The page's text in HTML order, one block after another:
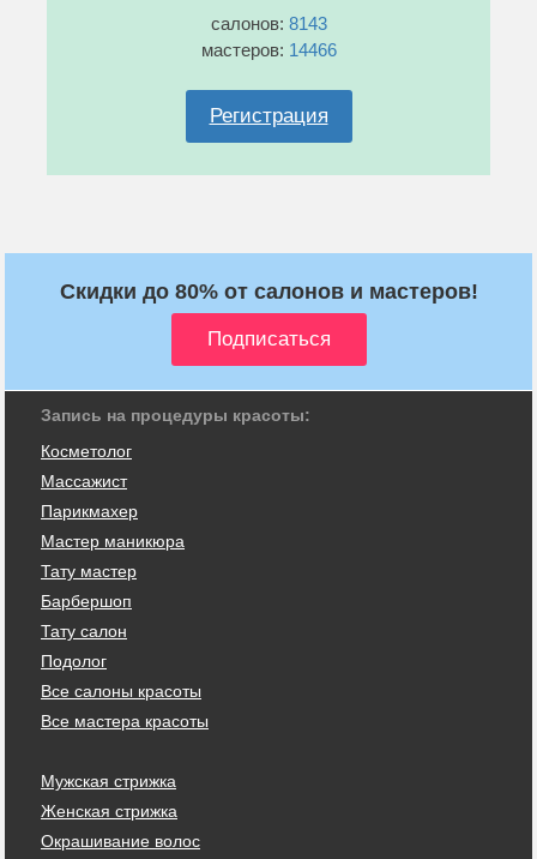
салонов: 8143
мастеров: 14466
Регистрация
Скидки до 80% от салонов и мастеров!
Запись на процедуры красоты:
Косметолог
Массажист
Парикмахер
Мастер маникюра
Тату мастер
Барбершоп
Тату салон
Подолог
Все салоны красоты
Все мастера красоты
Мужская стрижка
Женская стрижка
Окрашивание волос